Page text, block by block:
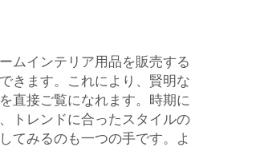
ムインテリア用品を販売する
きます。これにより、賢明な
直接ご覧になれます。時期に
トレンドに合ったスタイルの
てみるのも一つの手です。よ